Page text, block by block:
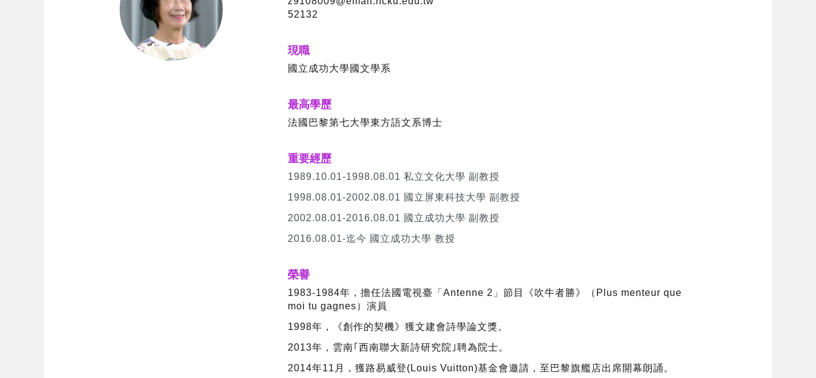
52132
現職
國立成功大學國文學系
最高學歷
法國巴黎第七大學東方語文系博士
重要經歷
1989.10.01-1998.08.01 私立文化大學 副教授
1998.08.01-2002.08.01 國立屏東科技大學 副教授
2002.08.01-2016.08.01 國立成功大學 副教授
2016.08.01-迄今 國立成功大學 教授
榮譽
1983-1984年，擔任法國電視臺「Antenne 2」節目《吹牛者勝》（Plus menteur que
moi tu gagnes）演員
1998年，《創作的契機》獲文建會詩學論文獎。
2013年，雲南｢西南聯大新詩研究院｣聘為院士。
2014年11月，獲路易威登(Louis Vuitton)基金會邀請，至巴黎旗艦店出席開幕朗誦。